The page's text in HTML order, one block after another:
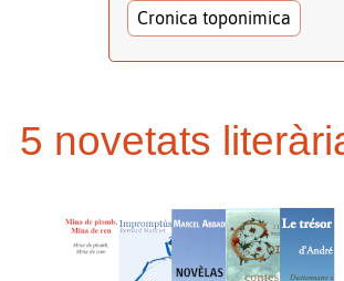
Cronica toponimica
5 novetats